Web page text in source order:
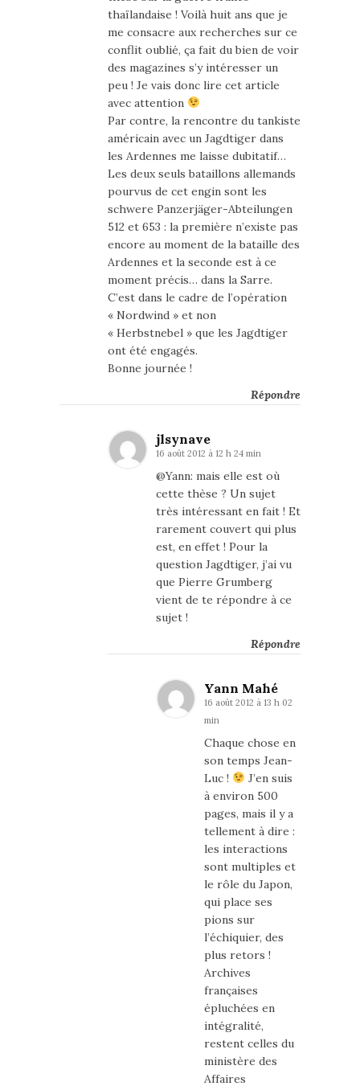
thaïlandaise ! Voilà huit ans que je
me consacre aux recherches sur ce
conflit oublié, ça fait du bien de voir
des magazines s’y intéresser un
peu ! Je vais donc lire cet article
avec attention
Par contre, la rencontre du tankiste
américain avec un Jagdtiger dans
les Ardennes me laisse dubitatif…
Les deux seuls bataillons allemands
pourvus de cet engin sont les
schwere Panzerjäger-Abteilungen
512 et 653 : la première n’existe pas
encore au moment de la bataille des
Ardennes et la seconde est à ce
moment précis… dans la Sarre.
C’est dans le cadre de l’opération
« Nordwind » et non
« Herbstnebel » que les Jagdtiger
ont été engagés.
Bonne journée !
Répondre
jlsynave
16 août 2012 à 12 h 24 min
@Yann: mais elle est où
cette thèse ? Un sujet
très intéressant en fait ! Et
rarement couvert qui plus
est, en effet ! Pour la
question Jagdtiger, j’ai vu
que Pierre Grumberg
vient de te répondre à ce
sujet !
Répondre
Yann Mahé
16 août 2012 à 13 h 02
min
Chaque chose en
son temps Jean-
Luc !
J’en suis
à environ 500
pages, mais il y a
tellement à dire :
les interactions
sont multiples et
le rôle du Japon,
qui place ses
pions sur
l’échiquier, des
plus retors !
Archives
françaises
épluchées en
intégralité,
restent celles du
ministère des
Affaires